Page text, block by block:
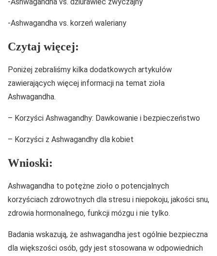
-Ashwagandha vs. korzeń waleriany
Czytaj więcej:
Poniżej zebraliśmy kilka dodatkowych artykułów
zawierających więcej informacji na temat zioła
Ashwagandha.
– Korzyści Ashwagandhy: Dawkowanie i bezpieczeństwo
– Korzyści z Ashwagandhy dla kobiet
Wnioski:
Ashwagandha to potężne zioło o potencjalnych
korzyściach zdrowotnych dla stresu i niepokoju, jakości snu,
zdrowia hormonalnego, funkcji mózgu i nie tylko.
Badania wskazują, że ashwagandha jest ogólnie bezpieczna
dla większości osób, gdy jest stosowana w odpowiednich